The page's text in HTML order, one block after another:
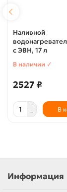
Наливной
с ЭВН, 17 л
В наличии ✓
2527 ₽
В
Информация